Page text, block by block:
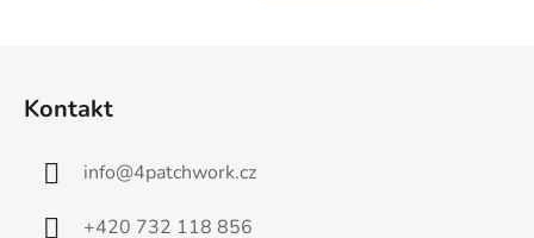
Kontakt
info@4patchwork.cz
+420 732 118 856